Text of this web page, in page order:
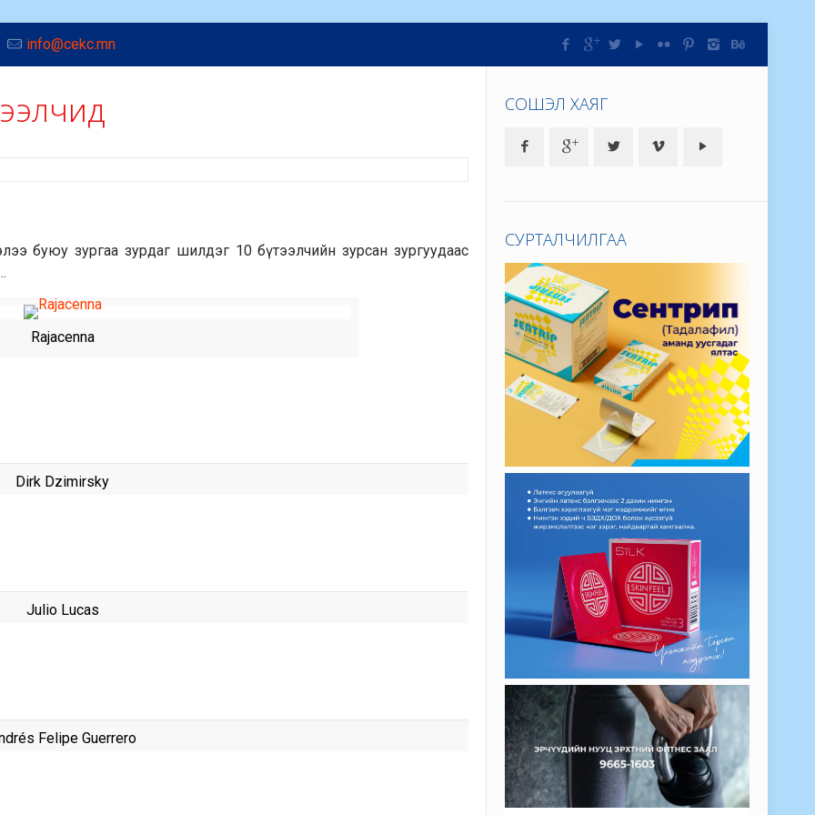
info@cekc.mn
буюу зургаа зурдаг шилдэг 10 бүтээлчийн зурсан зургуудаас
Rajacenna
Dirk Dzimirsky
Julio Lucas
Felipe Guerrero
СОШЭЛ ХАЯГ
СУРТАЛЧИЛГАА